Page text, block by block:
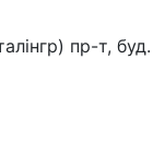
пр-т, буд.